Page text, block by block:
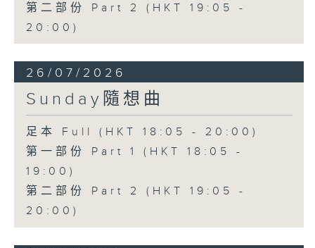
第二部份 Part 2 (HKT 19:05 -
20:00)
26/07/2026
Sunday隨想曲
足本 Full (HKT 18:05 - 20:00)
第一部份 Part 1 (HKT 18:05 -
19:00)
第二部份 Part 2 (HKT 19:05 -
20:00)